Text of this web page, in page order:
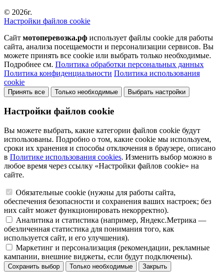
© 2026г.
Настройки файлов cookie
Сайт мотоперевозка.рф использует файлы cookie для работы
сайта, анализа посещаемости и персонализации сервисов. Вы
можете принять все cookie или выбрать только необходимые.
Подробнее см. Политика обработки персональных данных
Политика конфиденциальности Политика использования
cookie
Принять все Только необходимые Выбрать настройки
Настройки файлов cookie
Вы можете выбрать, какие категории файлов cookie будут
использованы. Подробно о том, какие cookie мы используем,
сроки их хранения и способы отключения в браузере, описано
в Политике использования cookies. Изменить выбор можно в
любое время через ссылку «Настройки файлов cookie» на
сайте.
Обязательные cookie (нужны для работы сайта,
обеспечения безопасности и сохранения ваших настроек; без
них сайт может функционировать некорректно).
Аналитика и статистика (например, Яндекс.Метрика —
обезличенная статистика для понимания того, как
используется сайт, и его улучшения).
Маркетинг и персонализация (рекомендации, рекламные
кампании, внешние виджеты, если будут подключены).
Сохранить выбор Только необходимые Закрыть